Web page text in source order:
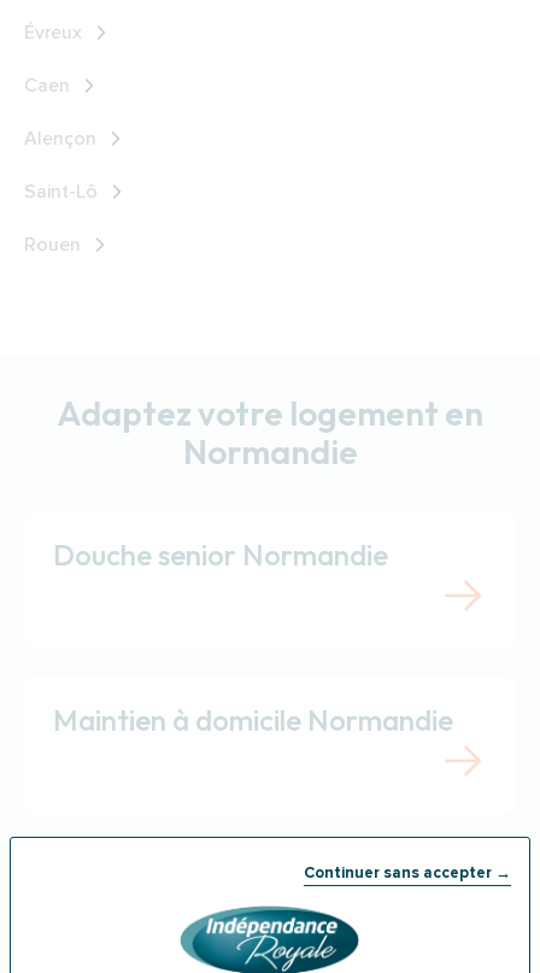
Continuer sans accepter →
Évreux
Caen
Alençon
Saint-Lô
Rouen
Adaptez votre logement en
Normandie
Douche senior Normandie
Maintien à domicile Normandie
Baignoire à porte Normandie